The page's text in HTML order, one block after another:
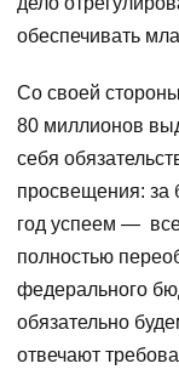
обеспечивать
Со своей
80 миллионов
себя
просвещения: за
год успеем —
полностью
федерального
обязательно
отвечают